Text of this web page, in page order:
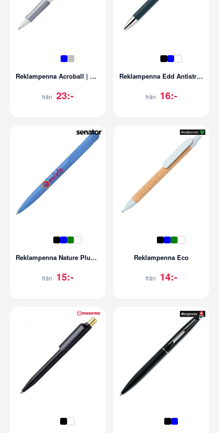
Reklampenna Acroball | Gelbläck
från 23:-
Reklampenna Edd Antistress
från 16:-
Reklampenna Nature Plus Matt Senator
från 15:-
Reklampenna Eco
från 14:-